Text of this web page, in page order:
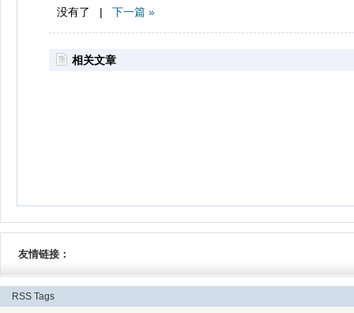
没有了 | 下一篇 »
相关文章
友情链接：
RSS Tags